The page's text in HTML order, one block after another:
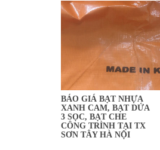
BÁO GIÁ BẠT NHỰA
XANH CAM, BẠT DỨA
3 SỌC, BẠT CHE
CÔNG TRÌNH TẠI TX
SƠN TÂY HÀ NỘI